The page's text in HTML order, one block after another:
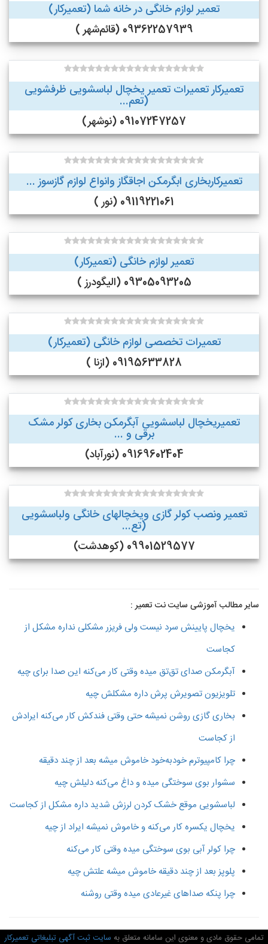
تعمیر لوازم خانگی در خانه شما (تعمیرکار)
09362257939 (قائم‌شهر )
تعمیرکار تعمیرات تعمیر یخچال لباسشویی ظرفشویی
(تعم...
09107247257 (نوشهر)
تعمیرکاربخاری ابگرمکن اجاقگاز وانواع لوازم گازسوز ...
09119221061 (نور )
تعمیر لوازم خانگی (تعمیرکار)
09305093205 (الیگودرز )
تعمیرات تخصصی لوازم خانگی (تعمیرکار)
09195633828 (ازنا )
تعمیریخچال لباسشویی آبگرمکن بخاری کولر مشک
برقی و ...
09169602404 (نورآباد)
تعمیر ونصب کولر گازی ویخچالهای خانگی ولباسشویی
(تع...
09901529577 (کوهدشت)
سایر مطالب آموزشی سایت نت تعمیر :
یخچال پایینش سرد نیست ولی فریزر مشکلی نداره مشکل از
کجاست
آبگرمکن صدای تق‌تق میده وقتی کار می‌کنه این صدا برای چیه
تلویزیون تصویرش پرش داره مشکلش چیه
بخاری گازی روشن نمیشه حتی وقتی فندکش کار می‌کنه ایرادش
از کجاست
چرا کامپیوترم خودبه‌خود خاموش میشه بعد از چند دقیقه
سشوار بوی سوختگی میده و داغ می‌کنه دلیلش چیه
لباسشویی موقع خشک کردن لرزش شدید داره مشکل از کجاست
یخچال یکسره کار می‌کنه و خاموش نمیشه ایراد از چیه
چرا کولر آبی بوی سوختگی میده وقتی کار می‌کنه
پلوپز بعد از چند دقیقه خاموش میشه علتش چیه
چرا پنکه صداهای غیرعادی میده وقتی روشنه
حقوق مادی و معنوی این سامانه متعلق به سایت ثبت آگهی تبلیغاتی تعمیرکار